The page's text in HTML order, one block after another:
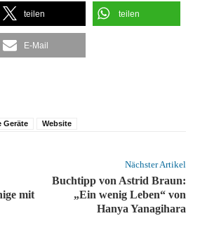
teilen teilen
E-Mail
Geräte Website
mit
Nächster Artikel
Buchtipp von Astrid Braun:
„Ein wenig Leben“ von
Hanya Yanagihara